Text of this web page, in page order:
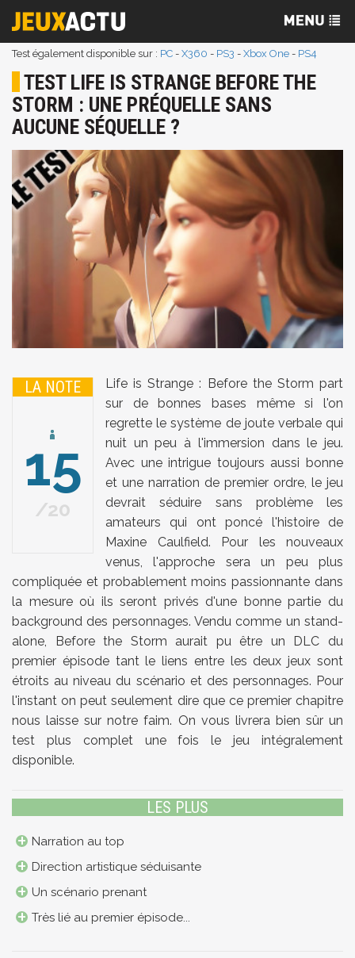
Test également disponible sur : PC - X360 - PS3 - Xbox One - PS4
TEST LIFE IS STRANGE BEFORE THE
STORM : UNE PRÉQUELLE SANS
AUCUNE SÉQUELLE ?
LA NOTE
15
20
Life is Strange : Before the Storm part
sur de bonnes bases même si l'on
regrette le système de joute verbale qui
nuit un peu à l'immersion dans le jeu.
Avec une intrigue toujours aussi bonne
et une narration de premier ordre, le jeu
devrait séduire sans problème les
amateurs qui ont poncé l'histoire de
Maxine Caulfield. Pour les nouveaux
venus, l'approche sera un peu plus
compliquée et probablement moins passionnante dans
la mesure où ils seront privés d'une bonne partie du
background des personnages. Vendu comme un stand-
alone, Before the Storm aurait pu être un DLC du
premier épisode tant le liens entre les deux jeux sont
étroits au niveau du scénario et des personnages. Pour
l'instant on peut seulement dire que ce premier chapitre
nous laisse sur notre faim. On vous livrera bien sûr un
test plus complet une fois le jeu intégralement
disponible.
LES PLUS
Narration au top
Direction artistique séduisante
Un scénario prenant
Très lié au premier épisode...